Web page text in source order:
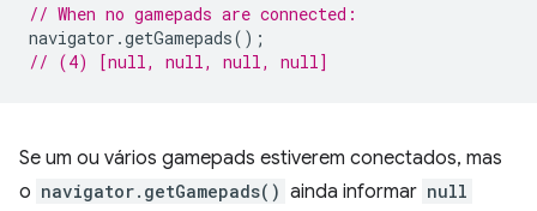
// When no gamepads are connected:
navigator .getGamepads();
// (4) [null, null, null, null]
Se um ou vários gamepads estiverem conectados, mas
o navigator.getGamepads() ainda informar null